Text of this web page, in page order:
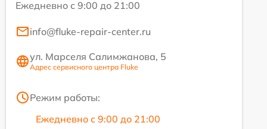
Ежедневно с 9:00 до 21:00
info@fluke-repair-center.ru
ул. Марселя Салимжанова, 5
Адрес сервисного центра Fluke
Режим работы:
Ежедневно с 9:00 до 21:00